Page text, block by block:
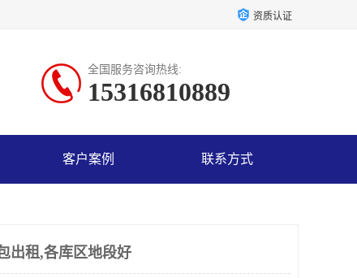
资质认证
全国服务咨询热线:
15316810889
客户案例 联系方式
出租,各库区地段好